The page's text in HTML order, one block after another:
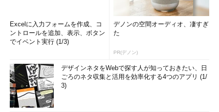
Excelに入力フォームを作成、コ
ントロールを追加、表示、ボタン
でイベント実行 (1/3)
デノンの空間オーディオ、凄すぎ
た
PR(デノン)
デザインネタをWebで探す人が知っておきたい、日
ごろのネタ収集と活用を効率化する4つのアプリ (1/
3)